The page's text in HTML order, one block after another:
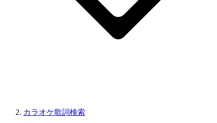
カラオケ歌詞検索